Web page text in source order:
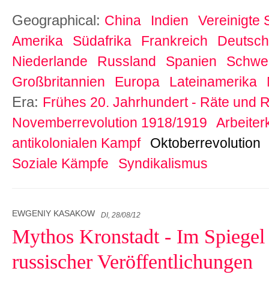
Geographical: China Indien
Vereinigte
Amerika
Südafrika Frankreich
Niederlande
Russland Spanien
Großbritannien
Europa Lateinamerika
Era: Frühes 20. Jahrhundert - Räte und
Novemberrevolution 1918/1919
antikolonialen Kampf
Oktoberrevolution
Soziale Kämpfe
Syndikalismus
EWGENIY KASAKOW DI, 28/08/12
Mythos Kronstadt - Im
russischer Veröffentlichungen